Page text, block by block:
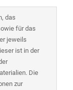
das
für das
jeweils
ist in der
Die
zur